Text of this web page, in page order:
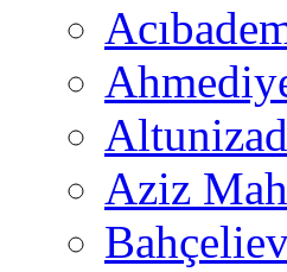
Aziz